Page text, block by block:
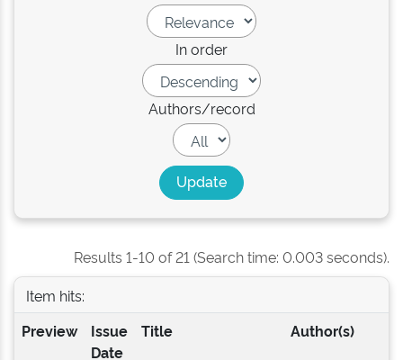
In order
Authors/record
Results 1-10 of 21 (Search time: 0.003 seconds).
Item hits:
Preview
Issue
Date
Title Author(s)